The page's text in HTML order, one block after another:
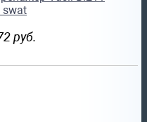
swat
руб.